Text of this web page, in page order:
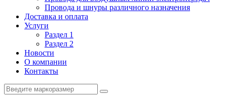
Провода и шнуры различного назначения
Доставка и оплата
Услуги
Раздел 1
Раздел 2
Новости
О компании
Контакты